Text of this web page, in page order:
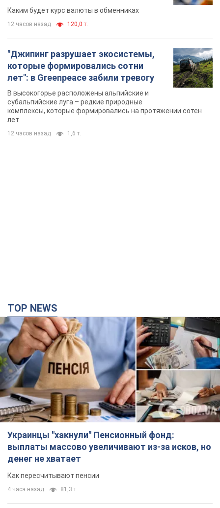
выплаты массово увеличивают из-за исков, но
денег не хватает
Как пересчитывают пенсии
4 часа назад 81,3 т.
ВАКС избрал меру пресечения экс-послу
Украины в США Стефанишиной: что известно о
деле
Суд не полностью удовлетворил ходатайство прокуратуры
12 минут назад 2,2 т.
Россия атаковала судно под флагом Гвинеи-
Бисау в Чёрном море: есть погибший и
пострадавшие
Сухогруз был гражданским и перевозил украинскую пшеницу